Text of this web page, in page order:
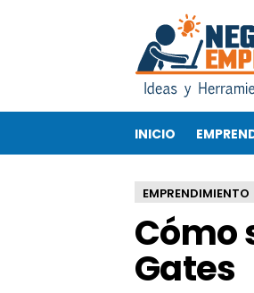
m
h
i
z
o
M
u
l
t
INICIO
EMPRENDIMIENTO
Cómo
Gates